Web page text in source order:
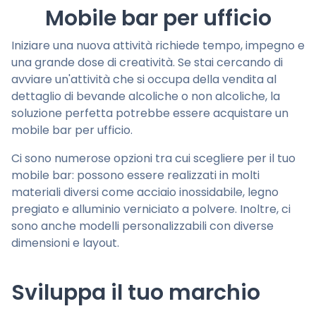
Mobile bar per ufficio
Iniziare una nuova attività richiede tempo, impegno e
una grande dose di creatività. Se stai cercando di
avviare un'attività che si occupa della vendita al
dettaglio di bevande alcoliche o non alcoliche, la
soluzione perfetta potrebbe essere acquistare un
mobile bar per ufficio.
Ci sono numerose opzioni tra cui scegliere per il tuo
mobile bar: possono essere realizzati in molti
materiali diversi come acciaio inossidabile, legno
pregiato e alluminio verniciato a polvere. Inoltre, ci
sono anche modelli personalizzabili con diverse
dimensioni e layout.
Sviluppa il tuo marchio